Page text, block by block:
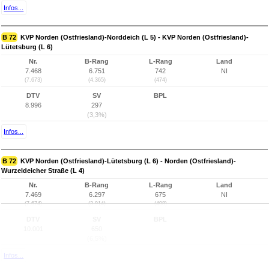
Infos...
B 72 KVP Norden (Ostfriesland)-Norddeich (L 5) - KVP Norden (Ostfriesland)-
Lütetsburg (L 6)
Nr.
7.468
(7.673)
B-Rang
6.751
(4.365)
L-Rang
742
(474)
Land
NI
DTV
8.996
SV
297
(3,3%)
BPL
Infos...
B 72 KVP Norden (Ostfriesland)-Lütetsburg (L 6) - Norden (Ostfriesland)-
Wurzeldeicher Straße (L 4)
Nr.
7.469
(7.674)
B-Rang
6.297
(3.914)
L-Rang
675
(408)
Land
NI
Infos...